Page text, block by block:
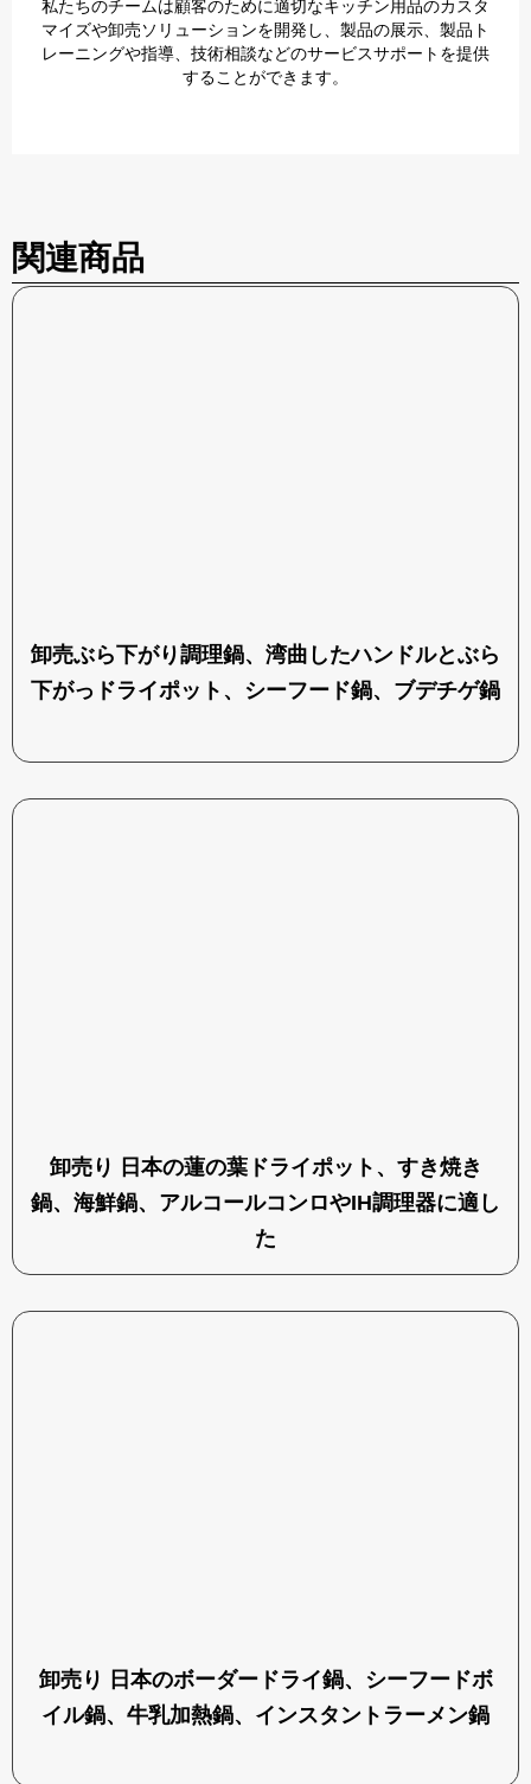
私たちのチームは顧客のために適切なキッチン用品のカスタ
マイズや卸売ソリューションを開発し、製品の展示、製品ト
レーニングや指導、技術相談などのサービスサポートを提供
することができます。
関連商品
卸売ぶら下がり調理鍋、湾曲したハンドルとぶら
下がっドライポット、シーフード鍋、ブデチゲ鍋
卸売り 日本の蓮の葉ドライポット、すき焼き
鍋、海鮮鍋、アルコールコンロやIH調理器に適し
た
卸売り 日本のボーダードライ鍋、シーフードボ
イル鍋、牛乳加熱鍋、インスタントラーメン鍋